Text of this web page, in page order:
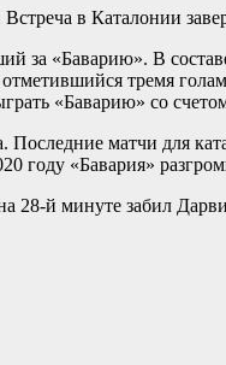
в Каталонии
за «Баварию». В
тремя
«Баварию» со
матчи для
году «Бавария»
28-й минуте забил